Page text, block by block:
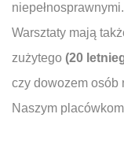
niepełnosprawnymi.
Warsztaty mają
zużytego (20
czy dowozem osób
Naszym